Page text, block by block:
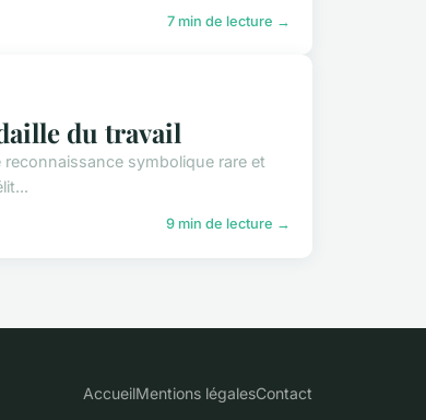
7 min de lecture →
du travail
symbolique rare et
9 min de lecture →
AccueilMentions légalesContact